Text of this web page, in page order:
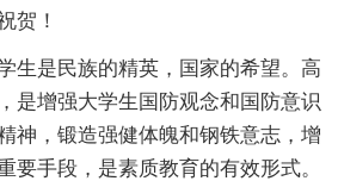
贺！
生是民族的精英，国家的希望。高
是增强大学生国防观念和国防意识
神，锻造强健体魄和钢铁意志，增
要手段，是素质教育的有效形式。